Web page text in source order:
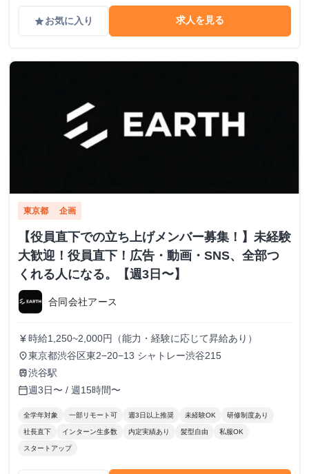
gradeお気に入り 求人を見る
東京都 企画
【役員直下での立ち上げメンバー募集！】未経験
大歓迎！役員直下！広告・動画・SNS、全部つ
くれる人になる。【週3日〜】
合同会社アース
currency_yen 時給1,250~2,000円（能力・経験に応じて昇給あり）
place東京都渋谷区東2−20−13 シャトレー渋谷215
train渋谷駅
calendar_today週3日〜 / 週15時間〜
全学年対象 一部リモート可 週3日以上推奨 未経験OK 研修制度あり
社長直下 インターン生多数 内定実績あり 髪型自由 私服OK
スタートアップ